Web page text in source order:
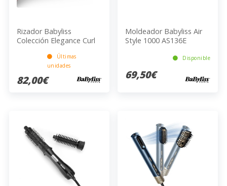
Rizador Babyliss
Colección Elegance Curl
Últimas
unidades
82,00€
Moldeador Babyliss Air
Style 1000 AS136E
Disponible
69,50€